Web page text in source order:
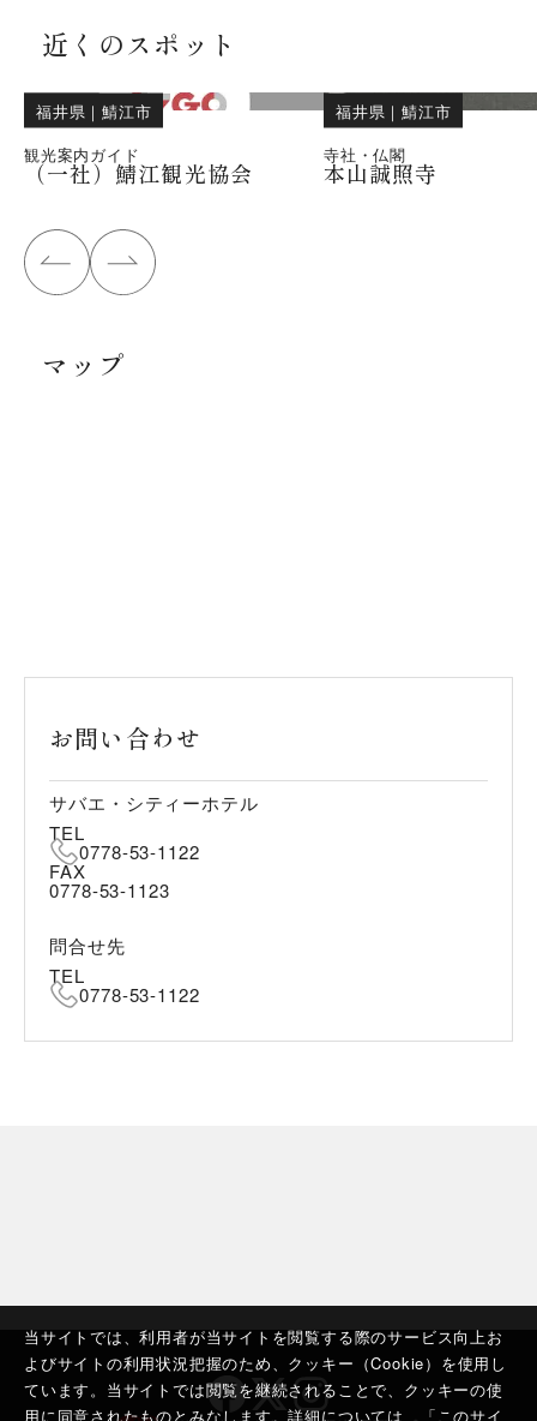
当サイトでは、利用者が当サイトを閲覧する際のサービス向上お
よびサイトの利用状況把握のため、クッキー（Cookie）を使用し
ています。当サイトでは閲覧を継続されることで、クッキーの使
用に同意されたものとみなします。詳細については、「 このサイ
近くのスポット
福井県 ｜鯖江市
観光案内ガイド
（一社）鯖江観光協会
福井県 ｜鯖江市
寺社・仏閣
本山誠照寺
マップ
お問い合わせ
サバエ・シティーホテル
TEL
0778-53-1122
FAX
0778-53-1123
問合せ先
TEL
0778-53-1122